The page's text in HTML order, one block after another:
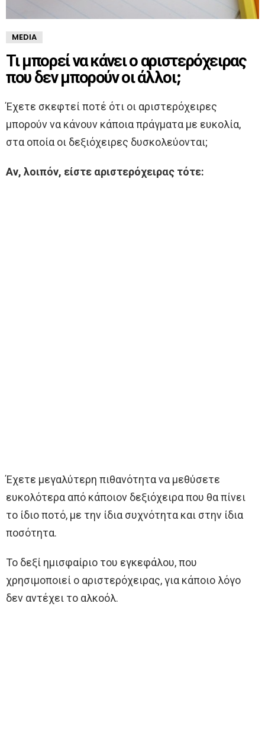
MEDIA
Τι μπορεί να κάνει ο αριστερόχειρας
που δεν μπορούν οι άλλοι;
Έχετε σκεφτεί ποτέ ότι οι αριστερόχειρες
μπορούν να κάνουν κάποια πράγματα με ευκολία,
στα οποία οι δεξιόχειρες δυσκολεύονται;
Αν, λοιπόν, είστε αριστερόχειρας τότε:
Έχετε μεγαλύτερη πιθανότητα να μεθύσετε
ευκολότερα από κάποιον δεξιόχειρα που θα πίνει
το ίδιο ποτό, με την ίδια συχνότητα και στην ίδια
ποσότητα.
Το δεξί ημισφαίριο του εγκεφάλου, που
χρησιμοποιεί ο αριστερόχειρας, για κάποιο λόγο
δεν αντέχει το αλκοόλ.